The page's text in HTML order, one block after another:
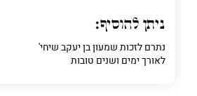
ניתן להוסיף:
נתרם לזכות שמעון בן יעקב שיחי'
לאורך ימים ושנים טובות